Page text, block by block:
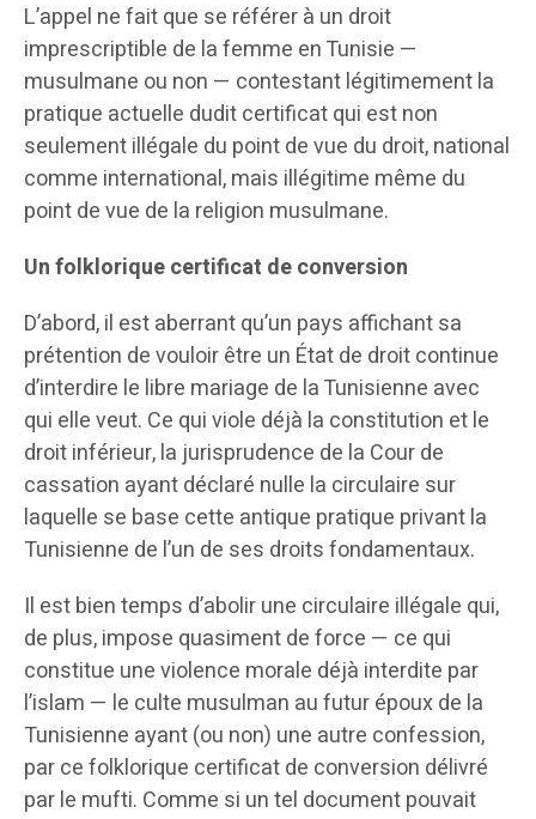
L’appel ne fait que se référer à un droit
imprescriptible de la femme en Tunisie —
musulmane ou non — contestant légitimement la
pratique actuelle dudit certificat qui est non
seulement illégale du point de vue du droit, national
comme international, mais illégitime même du
point de vue de la religion musulmane.
Un folklorique certificat de conversion
D’abord, il est aberrant qu’un pays affichant sa
prétention de vouloir être un État de droit continue
d’interdire le libre mariage de la Tunisienne avec
qui elle veut. Ce qui viole déjà la constitution et le
droit inférieur, la jurisprudence de la Cour de
cassation ayant déclaré nulle la circulaire sur
laquelle se base cette antique pratique privant la
Tunisienne de l’un de ses droits fondamentaux.
Il est bien temps d’abolir une circulaire illégale qui,
de plus, impose quasiment de force — ce qui
constitue une violence morale déjà interdite par
l’islam — le culte musulman au futur époux de la
Tunisienne ayant (ou non) une autre confession,
par ce folklorique certificat de conversion délivré
par le mufti. Comme si un tel document pouvait